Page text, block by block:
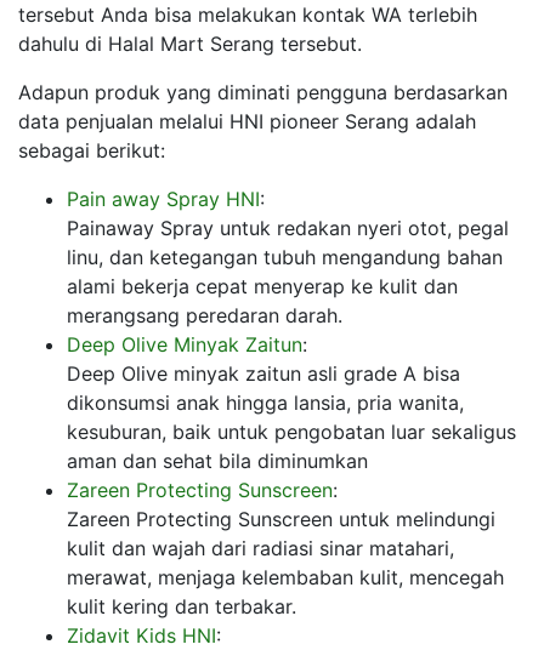
tersebut Anda bisa melakukan kontak WA terlebih
dahulu di Halal Mart Serang tersebut.
Adapun produk yang diminati pengguna berdasarkan
data penjualan melalui HNI pioneer Serang adalah
sebagai berikut:
Pain away Spray HNI:
Painaway Spray untuk redakan nyeri otot, pegal
linu, dan ketegangan tubuh mengandung bahan
alami bekerja cepat menyerap ke kulit dan
merangsang peredaran darah.
Deep Olive Minyak Zaitun:
Deep Olive minyak zaitun asli grade A bisa
dikonsumsi anak hingga lansia, pria wanita,
kesuburan, baik untuk pengobatan luar sekaligus
aman dan sehat bila diminumkan
Zareen Protecting Sunscreen:
Zareen Protecting Sunscreen untuk melindungi
kulit dan wajah dari radiasi sinar matahari,
merawat, menjaga kelembaban kulit, mencegah
kulit kering dan terbakar.
Zidavit Kids HNI: